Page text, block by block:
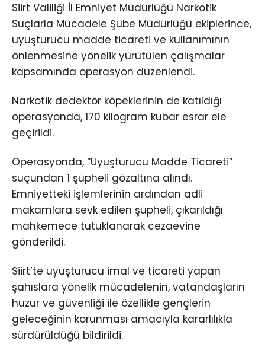
Siirt Valiliği İl Emniyet Müdürlüğü Narkotik
Suçlarla Mücadele Şube Müdürlüğü ekiplerince,
uyuşturucu madde ticareti ve kullanımının
önlenmesine yönelik yürütülen çalışmalar
kapsamında operasyon düzenlendi.
Narkotik dedektör köpeklerinin de katıldığı
operasyonda, 170 kilogram kubar esrar ele
geçirildi.
Operasyonda, “Uyuşturucu Madde Ticareti”
suçundan 1 şüpheli gözaltına alındı.
Emniyetteki işlemlerinin ardından adli
makamlara sevk edilen şüpheli, çıkarıldığı
mahkemece tutuklanarak cezaevine
gönderildi.
Siirt’te uyuşturucu imal ve ticareti yapan
şahıslara yönelik mücadelenin, vatandaşların
huzur ve güvenliği ile özellikle gençlerin
geleceğinin korunması amacıyla kararlılıkla
sürdürüldüğü bildirildi.